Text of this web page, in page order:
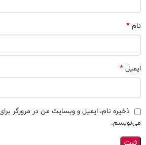
نام *
ایمیل *
ذخیره نام، ایمیل و وبسایت من در مرورگر
می‌نویسم.